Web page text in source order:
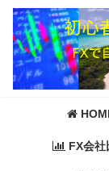
FX会社